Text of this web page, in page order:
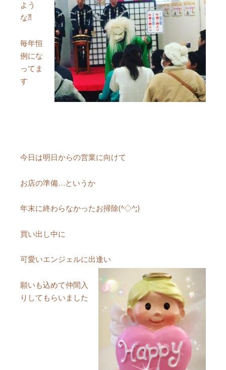
よう
な⁈
毎年恒
例にな
ってま
す
今日は明日からの営業に向けて
お店の準備…というか
年末に終わらなかったお掃除(^◇^;)
買い出し中に
可愛いエンジェルに出逢い
願いも込めて仲間入
りしてもらいました